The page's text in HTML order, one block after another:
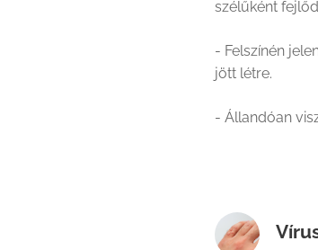
szélűként
- Felszínén
jött létre.
- Állandóan